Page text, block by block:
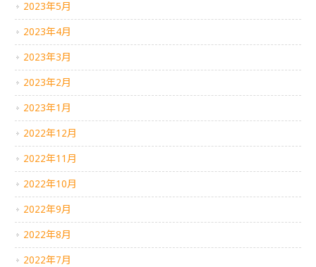
2023年5月
2023年4月
2023年3月
2023年2月
2023年1月
2022年12月
2022年11月
2022年10月
2022年9月
2022年8月
2022年7月